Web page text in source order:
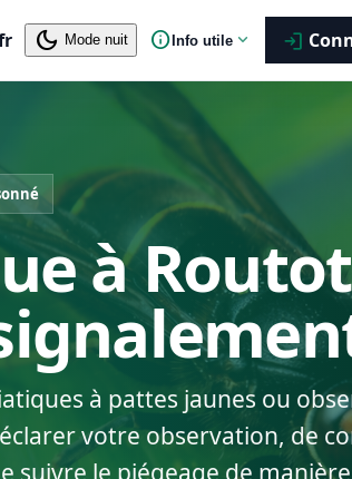
dark_mode Mode nuit infoInfo utile expand_more login
à
à pattes jaunes ou
votre observation, de
suivre le piégeage de